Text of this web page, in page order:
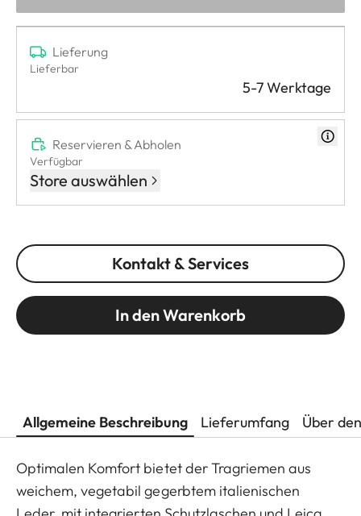
Lieferung
Lieferbar
5-7 Werktage
Reservieren & Abholen
Verfügbar
Store auswählen
Kontakt & Services
In den Warenkorb
Allgemeine Beschreibung Lieferumfang Über
Optimalen Komfort bietet der Tragriemen aus
weichem, vegetabil gegerbtem italienischen